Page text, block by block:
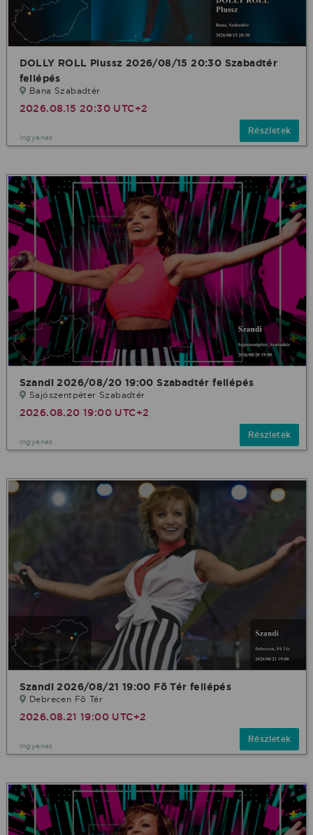
DOLLY ROLL Plussz 2026/08/15 20:30 Szabadtér
fellépés
Bana Szabadtér
2026.08.15 20:30 UTC+2
Ingyenes
Részletek
Szandi 2026/08/20 19:00 Szabadtér fellépés
Sajószentpéter Szabadtér
2026.08.20 19:00 UTC+2
Ingyenes
Részletek
Szandi 2026/08/21 19:00 Fõ Tér fellépés
Debrecen Fõ Tér
2026.08.21 19:00 UTC+2
Ingyenes
Részletek